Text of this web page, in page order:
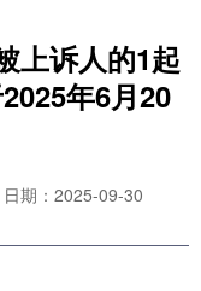
上诉人的1起
年6月20
日期：2025-09-30